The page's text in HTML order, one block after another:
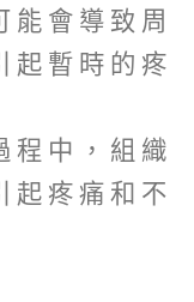
能會導致周
起暫時的疼
程中，組織
起疼痛和不